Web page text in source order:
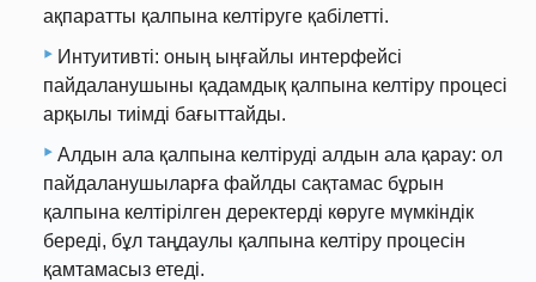
ақпаратты қалпына келтіруге қабілетті.
Интуитивті: оның ыңғайлы интерфейсі
пайдаланушыны қадамдық қалпына келтіру процесі
арқылы тиімді бағыттайды.
Алдын ала қалпына келтіруді алдын ала қарау: ол
пайдаланушыларға файлды сақтамас бұрын
қалпына келтірілген деректерді көруге мүмкіндік
береді, бұл таңдаулы қалпына келтіру процесін
қамтамасыз етеді.